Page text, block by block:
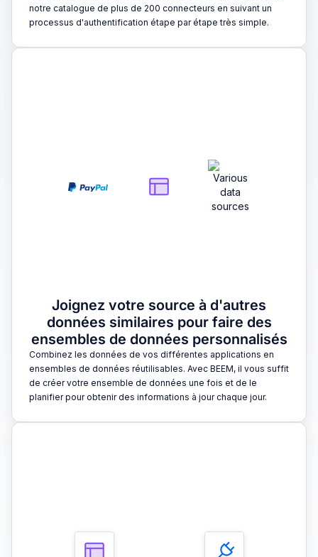
notre catalogue de plus de 200 connecteurs en suivant un
processus d'authentification étape par étape très simple.
Joignez votre source à d'autres
données similaires pour faire des
ensembles de données personnalisés
Combinez les données de vos différentes applications en
ensembles de données réutilisables. Avec BEEM, il vous suffit
de créer votre ensemble de données une fois et de le
planifier pour obtenir des informations à jour chaque jour.